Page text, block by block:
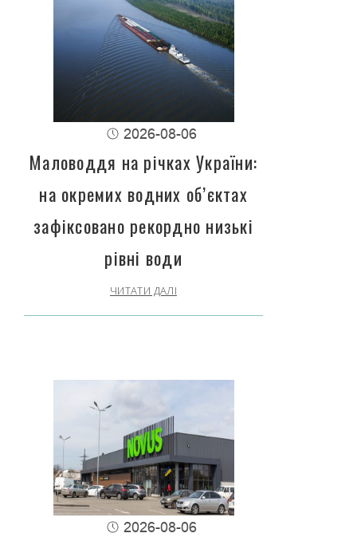
2026-08-06
Маловоддя на річках України:
на окремих водних об’єктах
зафіксовано рекордно низькі
рівні води
ЧИТАТИ ДАЛІ
2026-08-06